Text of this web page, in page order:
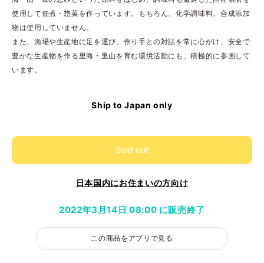
使用して佃煮・惣菜を作っています。もちろん、化学調味料、合成添加
物は使用していません。
また、漁場や生産地に足を運び、作り手との対話を常に心がけ、安全で
豊かな生産物を作る里海・里山を育む環境活動にも、積極的に参画して
います。
Ship to Japan only
Sold out
日本国内にお住まいの方向け
2022年3月14日 08:00 に販売終了
この商品をアプリで見る